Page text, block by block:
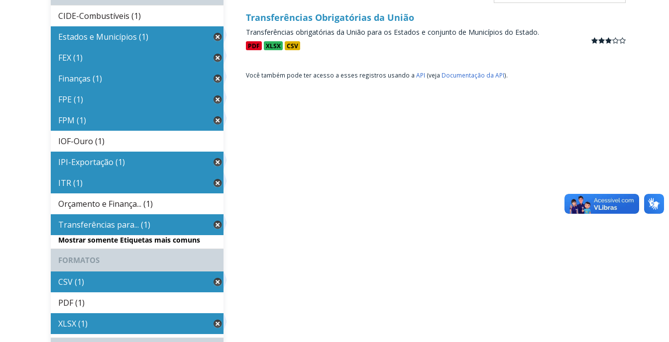
Transferências Obrigatórias da União
Transferências obrigatórias da União para os Estados e conjunto de Municípios do Estado.
PDF XLSX CSV
Você também pode ter acesso a esses registros usando a API (veja Documentação da API).
CIDE-Combustíveis (1)
Estados e Municípios (1)
FEX (1)
Finanças (1)
FPE (1)
FPM (1)
IOF-Ouro (1)
IPI-Exportação (1)
ITR (1)
Orçamento e Finança... (1)
Transferências para... (1)
Mostrar somente Etiquetas mais comuns
FORMATOS
CSV (1)
PDF (1)
XLSX (1)